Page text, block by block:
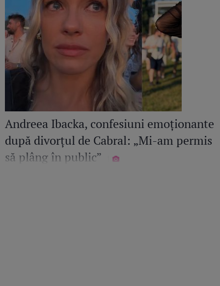
Andreea Ibacka, confesiuni emoționante
după divorțul de Cabral: „Mi-am permis
să plâng în public”